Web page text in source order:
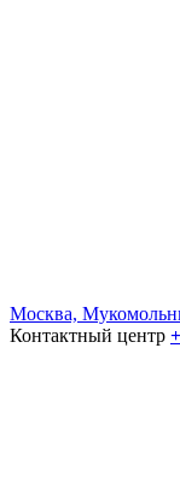
Москва,
Контактный центр